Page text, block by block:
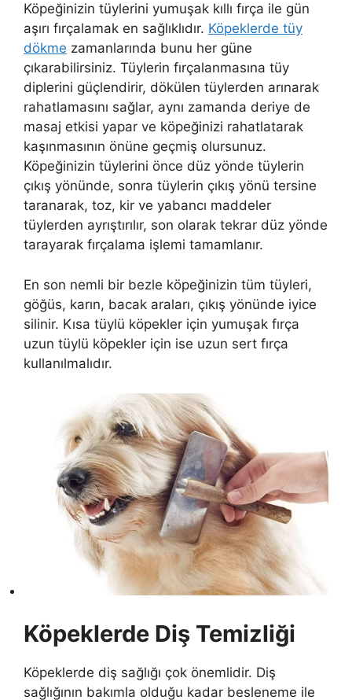
Köpeğinizin tüylerini yumuşak kıllı fırça ile gün
aşırı fırçalamak en sağlıklıdır. Köpeklerde tüy
dökme zamanlarında bunu her güne
çıkarabilirsiniz. Tüylerin fırçalanmasına tüy
diplerini güçlendirir, dökülen tüylerden arınarak
rahatlamasını sağlar, aynı zamanda deriye de
masaj etkisi yapar ve köpeğinizi rahatlatarak
kaşınmasının önüne geçmiş olursunuz.
Köpeğinizin tüylerini önce düz yönde tüylerin
çıkış yönünde, sonra tüylerin çıkış yönü tersine
taranarak, toz, kir ve yabancı maddeler
tüylerden ayrıştırılır, son olarak tekrar düz yönde
tarayarak fırçalama işlemi tamamlanır.
En son nemli bir bezle köpeğinizin tüm tüyleri,
göğüs, karın, bacak araları, çıkış yönünde iyice
silinir. Kısa tüylü köpekler için yumuşak fırça
uzun tüylü köpekler için ise uzun sert fırça
kullanılmalıdır.
Köpeklerde Diş Temizliği
Köpeklerde diş sağlığı çok önemlidir. Diş
sağlığının bakımla olduğu kadar besleneme ile